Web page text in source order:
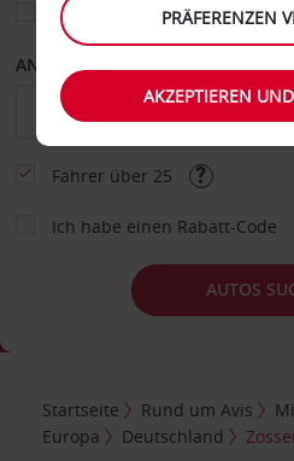
Eine andere
ANFANGSDATUM
Fahrer über 25
Ich habe einen Rabatt-Code
AUTOS
Startseite Rund um Avis
Europa
Deutschland
PRÄFERENZEN
AKZEPTIEREN UND